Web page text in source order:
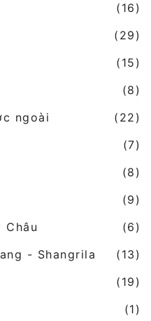
(16)
(29)
(15)
(8)
ngoài
(22)
(7)
(8)
(9)
Châu
(6)
- Shangrila
(13)
(19)
(1)